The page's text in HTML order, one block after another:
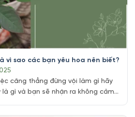
vì sao các bạn yêu hoa nên biết?
căng thẳng đừng vội làm gì hãy
là gì và bạn sẽ nhận ra không cảm
màu của hoa khiến không gian